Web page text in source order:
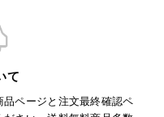
て
ページと注文最終確認ペ